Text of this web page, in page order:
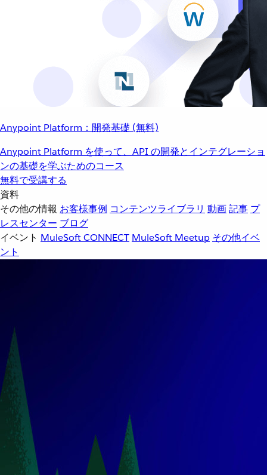
Anypoint Platform：開発基礎 (無料)
Anypoint Platform を使って、API の開発とインテグレーショ
ンの基礎を学ぶためのコース
無料で受講する
資料
その他の情報 お客様事例 コンテンツライブラリ 動画記事 プ
レスセンター ブログ
イベント MuleSoft CONNECT MuleSoft Meetup その他イベ
ント